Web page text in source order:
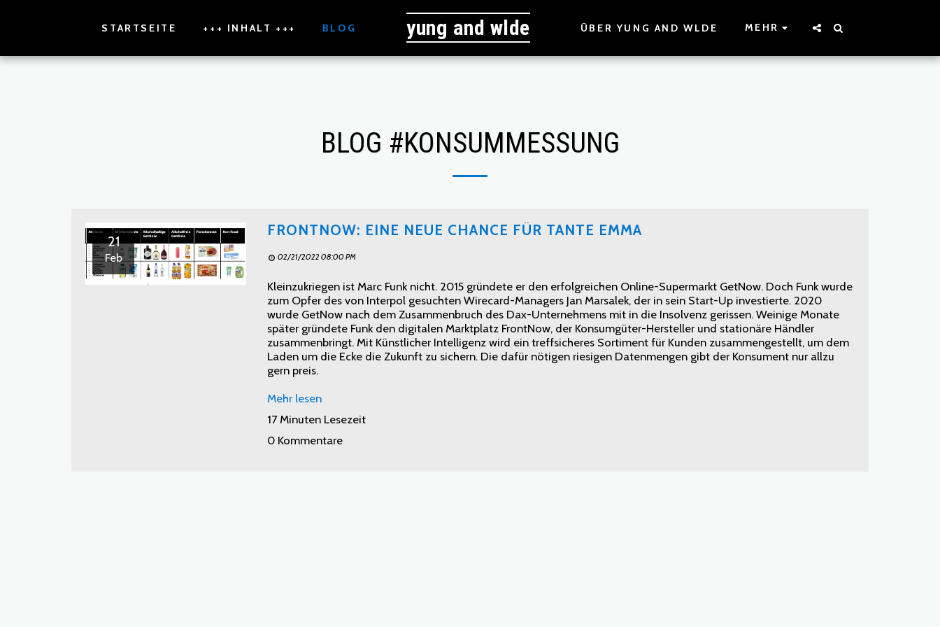
STARTSEITE +++ INHALT +++ BLOG yung and wlde ÜBER YUNG AND WLDE MEHR
BLOG #KONSUMMESSUNG
21
Feb
FRONTNOW: EINE NEUE CHANCE FÜR TANTE EMMA
02/21/2022 08:00 PM
Kleinzukriegen ist Marc Funk nicht. 2015 gründete er den erfolgreichen Online-Supermarkt GetNow. Doch Funk wurde
zum Opfer des von Interpol gesuchten Wirecard-Managers Jan Marsalek, der in sein Start-Up investierte. 2020
wurde GetNow nach dem Zusammenbruch des Dax-Unternehmens mit in die Insolvenz gerissen. Weinige Monate
später gründete Funk den digitalen Marktplatz FrontNow, der Konsumgüter-Hersteller und stationäre Händler
zusammenbringt. Mit Künstlicher Intelligenz wird ein treffsicheres Sortiment für Kunden zusammengestellt, um dem
Laden um die Ecke die Zukunft zu sichern. Die dafür nötigen riesigen Datenmengen gibt der Konsument nur allzu
gern preis.
Mehr lesen
17 Minuten Lesezeit
0 Kommentare